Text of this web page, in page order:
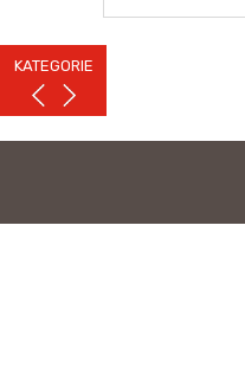
KATEGORIE